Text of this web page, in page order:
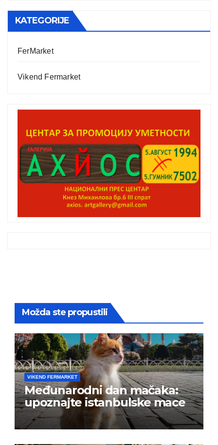
KATEGORIJE
FerMarket
Vikend Fermarket
Možda ste propustili
VIKEND FERMARKET
Međunarodni dan mačaka:
upoznajte istanbulske mace